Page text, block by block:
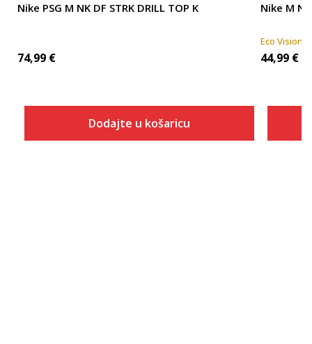
Nike PSG M NK DF STRK DRILL TOP K
74,99 €
Dodajte u košaricu
Nike M
Eco Vision
44,99 €